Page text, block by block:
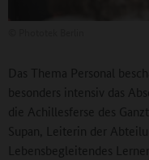
Das Thema Personal
besonders intensiv das
die Achillesferse des
Supan, Leiterin der
Lebensbegleitendes